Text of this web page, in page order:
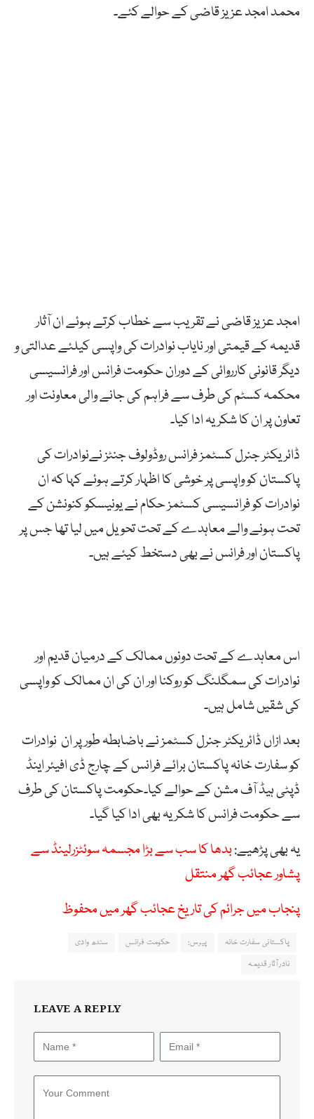
محمد امجد عزیز قاضی کے حوالے کئے۔
امجد عزیز قاضی نے تقریب سے خطاب کرتے ہوئے ان آثار
قدیمہ کے قیمتی اور نایاب نوادرات کی واپسی کیلئے عدالتی و
دیگر قانونی کارروائی کے دوران حکومت فرانس اور فرانسیسی
محکمہ کسٹم کی طرف سے فراہم کی جانے والی معاونت اور
تعاون پر ان کا شکریہ ادا کیا۔
ڈائریکٹر جنرل کسٹمز فرانس روڈولوف جنٹز نےنوادرات کی
پاکستان کو واپسی پر خوشی کا اظہار کرتے ہوئے کہا کہ ان
نوادرات کو فرانسیسی کسٹمز حکام نے یونیسکو کنونشن کے
تحت ہونے والے معاہدے کے تحت تحویل میں لیا تھا جس پر
پاکستان اور فرانس نے بھی دستخط کیئے ہیں۔
‎اس معاہدے کے تحت دونوں ممالک کے درمیان قدیم اور
نوادرات کی سمگلنگ کو روکنا اور ان کی ان ممالک کو واپسی
کی شقیں شامل ہیں۔
‎بعد ازاں ڈائریکٹر جنرل کسٹمز نے باضابطہ طور پر ان نوادرات
کو سفارت خانہ پاکستان برائے فرانس کے چارج ڈی افیئر اینڈ
ڈپٹی ہیڈ آف مشن کے حوالے کیا۔حکومت پاکستان کی طرف
سے حکومت فرانس کا شکریہ بھی ادا کیا گیا۔
یہ بھی پڑھیے:بدھا کا سب سے بڑا مجسمہ سوئٹزرلینڈ سے
پشاور عجائب گھر منتقل
پنجاب میں جرائم کی تاریخ عجائب گھر میں محفوظ
پاکستانی سفارت خانہ پیرس: حکومت فرانس
سندھ وادی
نادر آثار قدیمہ
LEAVE A REPLY